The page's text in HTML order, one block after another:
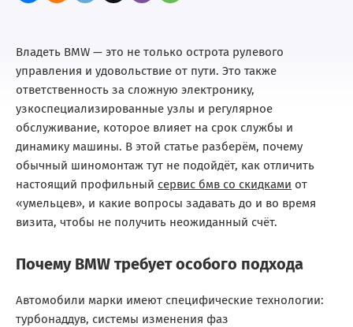
Владеть BMW — это не только острота рулевого
управления и удовольствие от пути. Это также
ответственность за сложную электронику,
узкоспециализированные узлы и регулярное
обслуживание, которое влияет на срок службы и
динамику машины. В этой статье разберём, почему
обычный шиномонтаж тут не подойдёт, как отличить
настоящий профильный сервис бмв со скидками от
«умельцев», и какие вопросы задавать до и во время
визита, чтобы не получить неожиданный счёт.
Почему BMW требует особого подхода
Автомобили марки имеют специфические технологии:
турбонаддув, системы изменения фаз